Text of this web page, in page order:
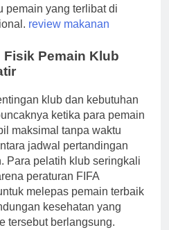
pemain yang terlibat di
review makanan
Fisik Pemain Klub
klub dan kebutuhan
ketika para pemain
maksimal tanpa waktu
jadwal pertandingan
Para pelatih klub seringkali
peraturan FIFA
melepas pemain terbaik
kesehatan yang
tersebut berlangsung.